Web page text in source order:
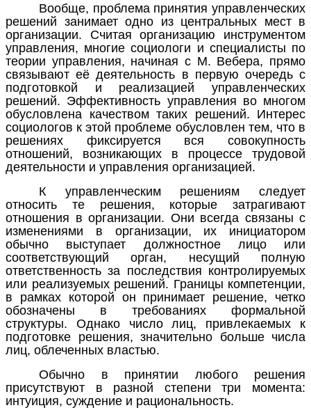
Вообще, проблема принятия управленческих
решений занимает одно из центральных мест в
организации. Считая организацию инструментом
управления, многие социологи и специалисты по
теории управления, начиная с М. Вебера, прямо
связывают её деятельность в первую очередь с
подготовкой и реализацией управленческих
решений. Эффективность управления во многом
обусловлена качеством таких решений. Интерес
социологов к этой проблеме обусловлен тем, что в
решениях фиксируется вся совокупность
отношений, возникающих в процессе трудовой
деятельности и управления организацией.
К управленческим решениям следует
относить те решения, которые затрагивают
отношения в организации. Они всегда связаны с
изменениями в организации, их инициатором
обычно выступает должностное лицо или
соответствующий орган, несущий полную
ответственность за последствия контролируемых
или реализуемых решений. Границы компетенции,
в рамках которой он принимает решение, четко
обозначены в требованиях формальной
структуры. Однако число лиц, привлекаемых к
подготовке решения, значительно больше числа
лиц, облеченных властью.
Обычно в принятии любого решения
присутствуют в разной степени три момента:
интуиция, суждение и рациональность.